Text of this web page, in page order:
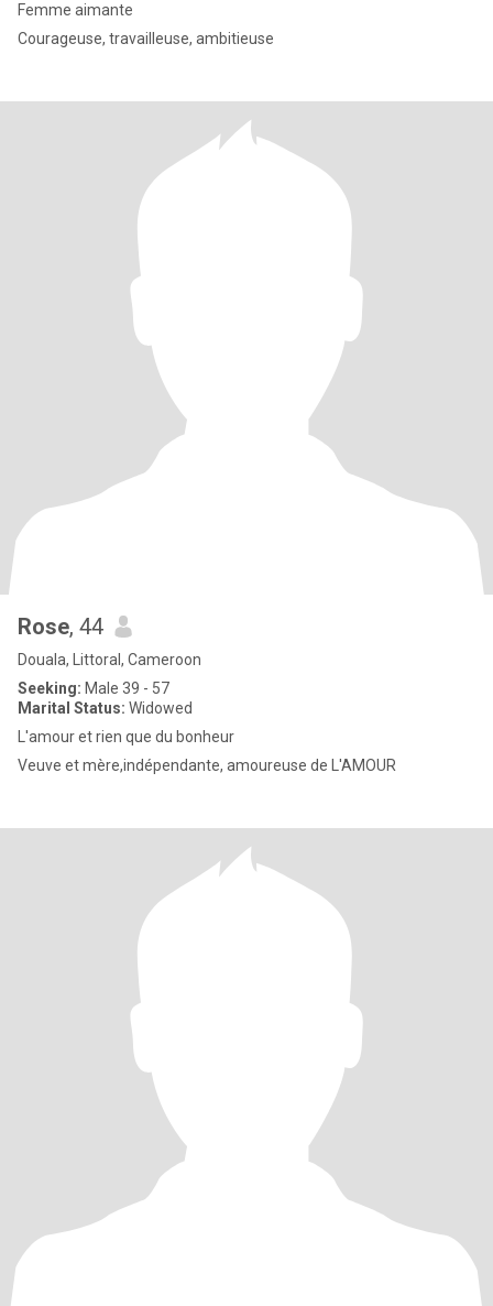
Femme aimante
Courageuse, travailleuse, ambitieuse
Rose, 44
Douala, Littoral, Cameroon
Seeking: Male 39 - 57
Marital Status: Widowed
L'amour et rien que du bonheur
Veuve et mère,indépendante, amoureuse de L'AMOUR